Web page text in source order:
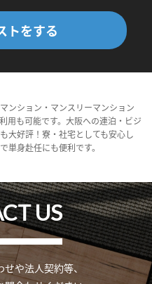
トをする
ンション・マンスリーマンション
用も可能です。大阪への連泊・ビジ
大好評！寮・社宅としても安心し
単身赴任にも便利です。
US
や法人契約等、